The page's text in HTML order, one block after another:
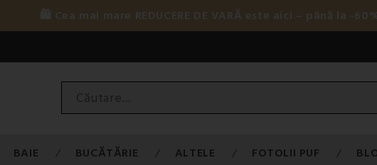
🛍️ Cea mai mare REDUCERE DE VARĂ este aici – până la -
BAIE BUCĂTĂRIE ALTELE FOTOLII PUF